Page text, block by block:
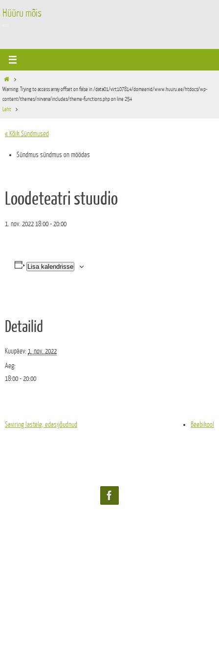
toHüüru mõis
Home
Warning: Trying to access array offset on false in/data01/virt107814/domeenid/www.huuru.ee/htdocs/wp-
content/themes/nirvana/includes/theme-functions.phpon line 254
Leht
« Kõik Sündmused
Sündmus sündmus on möödas
Loodeteatri stuudio
1. nov. 2022 18:00- 20:00
Lisa kalendrisse
Detailid
Kuupäev: 1. nov. 2022
Aeg:
18:00 - 20:00
Saviring lastele, edasijõudnud Beebikool